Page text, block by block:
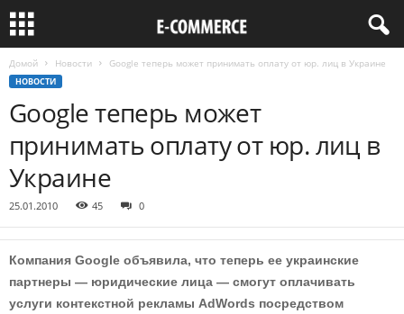
Домой Новости Google теперь может принимать оплату от юр. лиц в Украине
НОВОСТИ
Google теперь может
принимать оплату от юр. лиц в
Украине
25.01.2010 45 0
Компания Google объявила, что теперь ее украинские
партнеры — юридические лица — смогут оплачивать
услуги контекстной рекламы AdWords посредством